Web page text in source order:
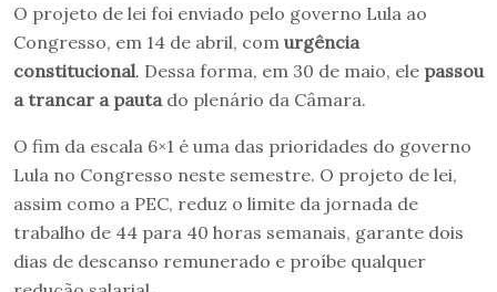
O projeto de lei foi enviado pelo governo Lula ao
Congresso, em 14 de abril, com urgência
constitucional. Dessa forma, em 30 de maio, ele passou
a trancar a pauta do plenário da Câmara.
O fim da escala 6×1 é uma das prioridades do governo
Lula no Congresso neste semestre. O projeto de lei,
assim como a PEC, reduz o limite da jornada de
trabalho de 44 para 40 horas semanais, garante dois
dias de descanso remunerado e proíbe qualquer